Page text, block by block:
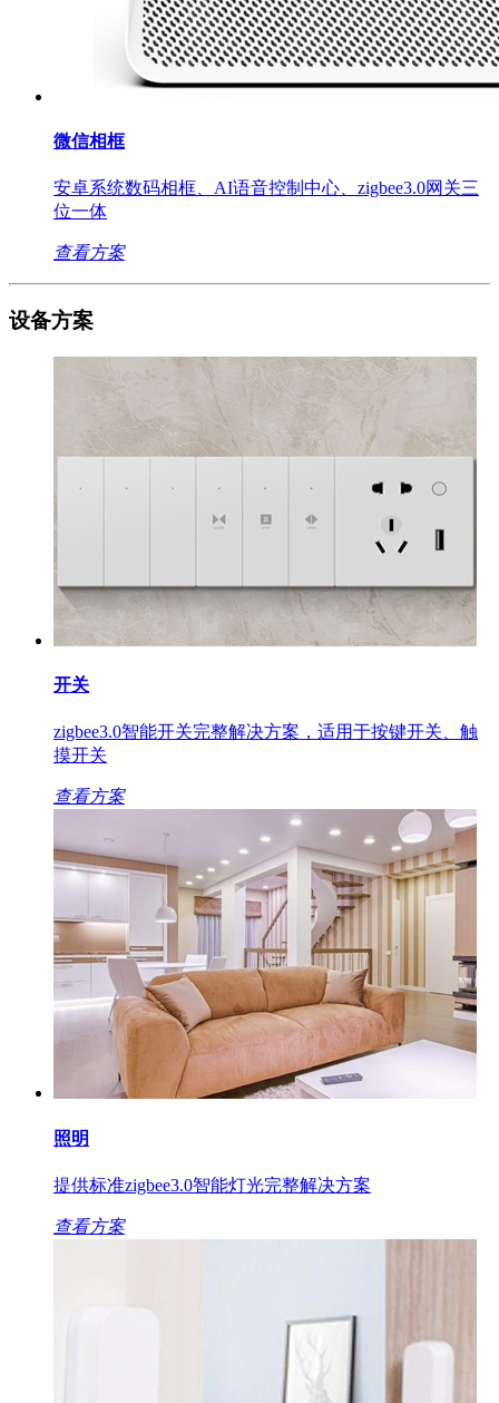
微信相框
安卓系统数码相框、AI语音控制中心、zigbee3.0网关三
位一体
查看方案
设备方案
开关
zigbee3.0智能开关完整解决方案，适用于按键开关、触
摸开关
查看方案
照明
提供标准zigbee3.0智能灯光完整解决方案
查看方案